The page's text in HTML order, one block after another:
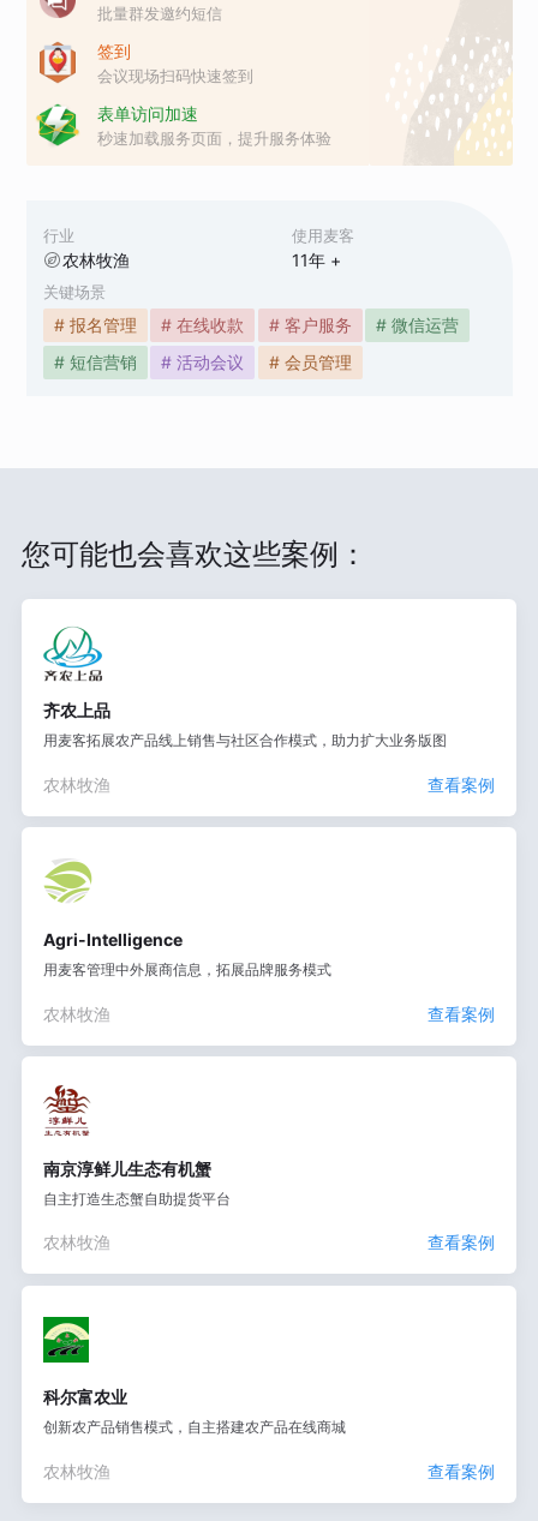
行业
农林牧渔
使用麦客
11年 +
关键场景
# 报名管理 # 在线收款 # 客户服务
# 微信运营
# 短信营销
# 活动会议 # 会员管理
批量群发邀约短信
签到
会议现场扫码快速签到
表单访问加速
秒速加载服务页面，提升服务体验
您可能也会喜欢这些案例：
齐农上品
用麦客拓展农产品线上销售与社区合作模式，助力扩大业务版图
农林牧渔 查看案例
Agri-Intelligence
用麦客管理中外展商信息，拓展品牌服务模式
农林牧渔 查看案例
南京淳鲜儿生态有机蟹
自主打造生态蟹自助提货平台
农林牧渔 查看案例
科尔富农业
创新农产品销售模式，自主搭建农产品在线商城
农林牧渔 查看案例